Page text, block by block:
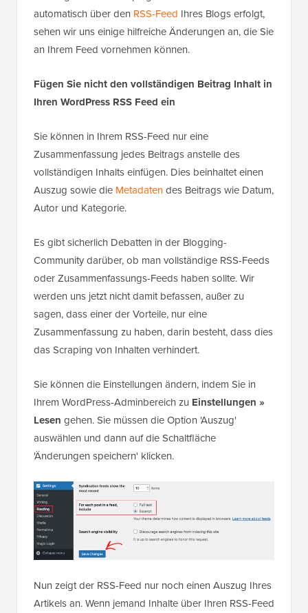
automatisch über den RSS-Feed Ihres Blogs erfolgt,
sehen wir uns einige hilfreiche Änderungen an, die Sie
an Ihrem Feed vornehmen können.
Fügen Sie nicht den vollständigen Beitrag Inhalt in
Ihren WordPress RSS Feed ein
Sie können in Ihrem RSS-Feed nur eine
Zusammenfassung jedes Beitrags anstelle des
vollständigen Inhalts einfügen. Dies beinhaltet einen
Auszug sowie die Metadatendes Beitrags wie Datum,
Autor und Kategorie.
Es gibt sicherlich Debatten in der Blogging-
Community darüber, ob man vollständige RSS-Feeds
oder Zusammenfassungs-Feeds haben sollte. Wir
werden uns jetzt nicht damit befassen, außer zu
sagen, dass einer der Vorteile, nur eine
Zusammenfassung zu haben, darin besteht, dass dies
das Scraping von Inhalten verhindert.
Sie können die Einstellungen ändern, indem Sie in
Ihrem WordPress-Adminbereich zu Einstellungen »
Lesen gehen. Sie müssen die Option 'Auszug'
auswählen und dann auf die Schaltfläche
'Änderungen speichern' klicken.
Nun zeigt der RSS-Feed nur noch einen Auszug Ihres
Artikels an. Wenn jemand Inhalte über Ihren RSS-Feed